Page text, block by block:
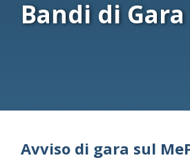
Bandi di Gara
Avviso di gara sul